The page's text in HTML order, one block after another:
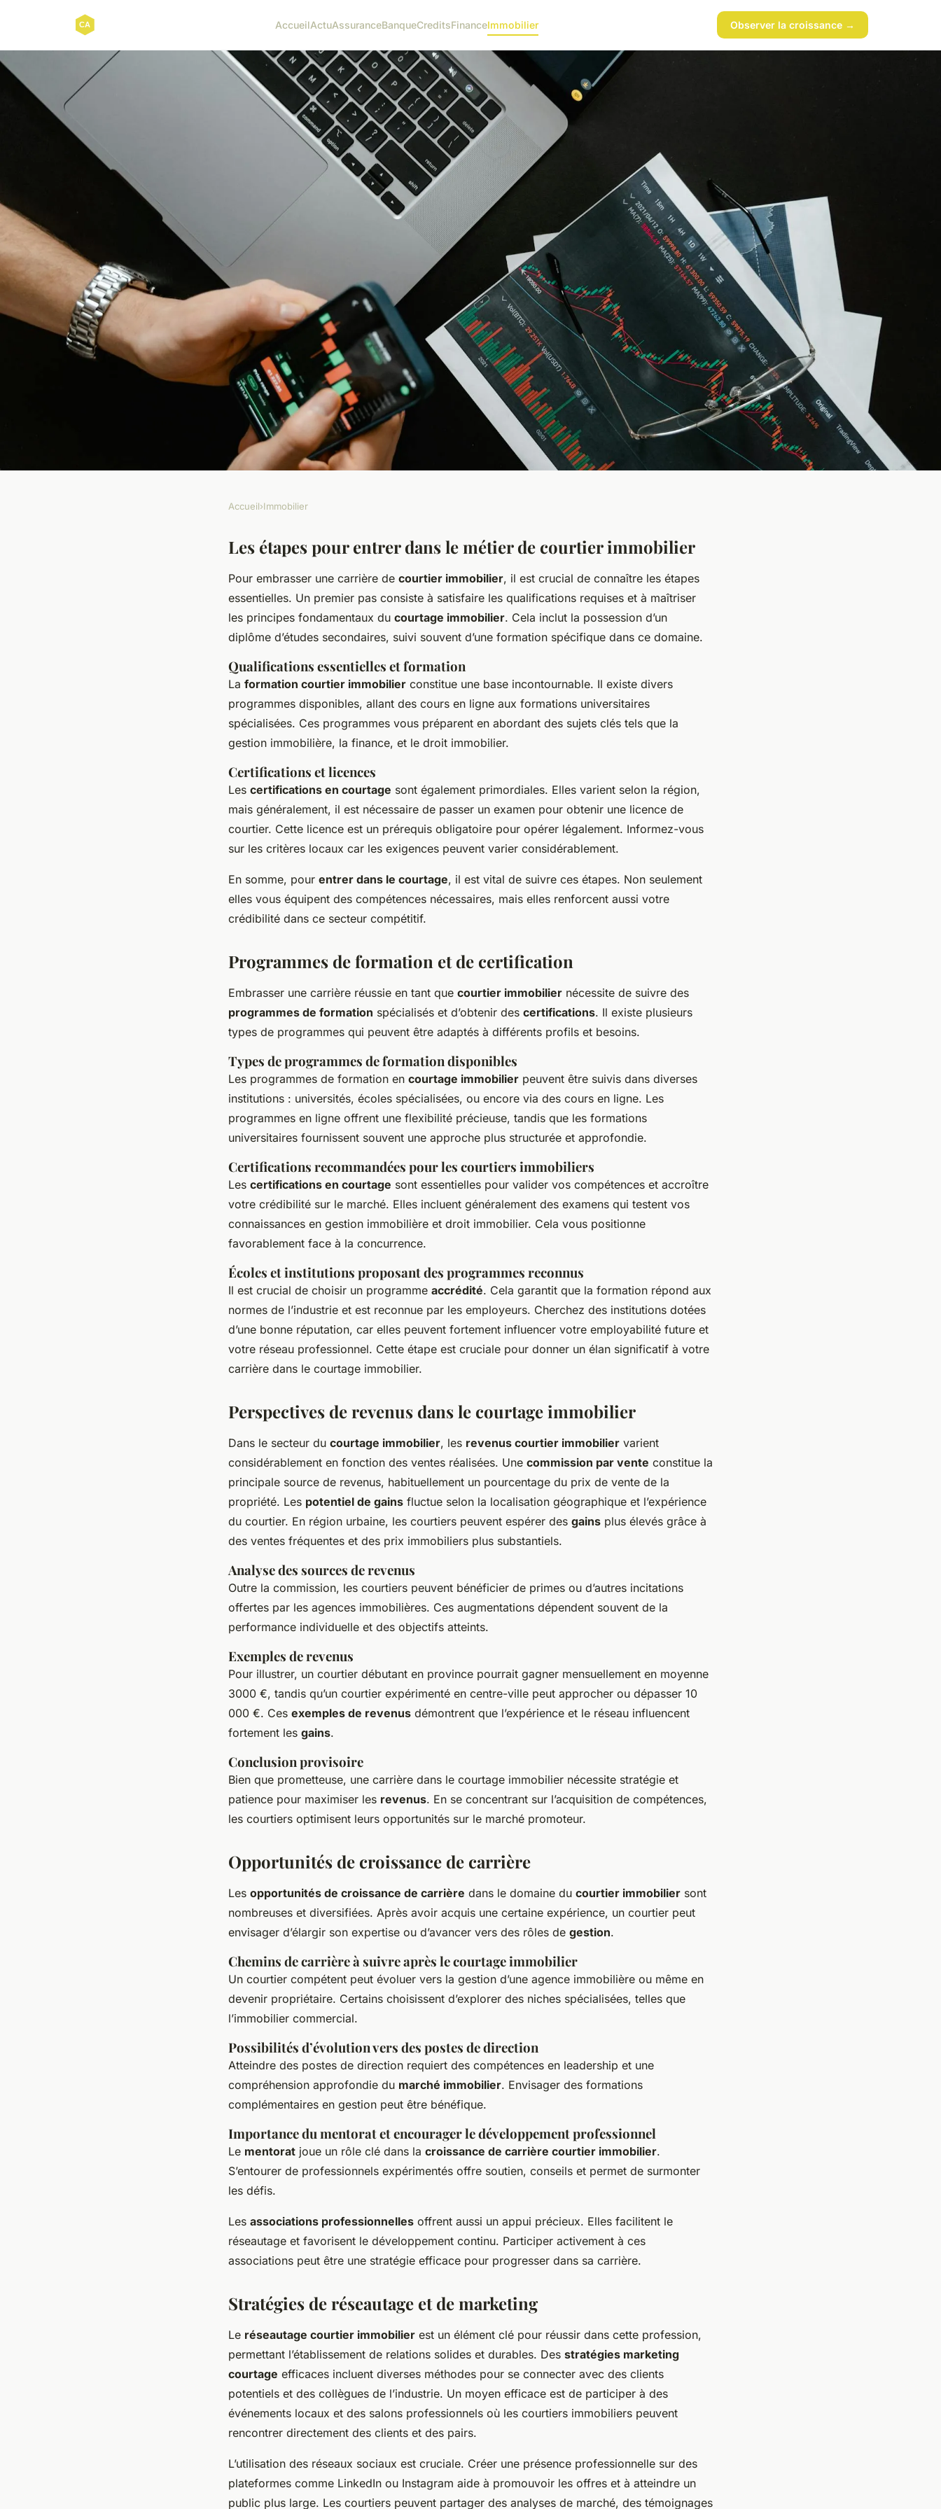
AccueilActuAssuranceBanqueCreditsFinanceImmobilier Observer la croissance →
Construisez Votre Avenir avec une
Carrière Réussie en Courtage
Accueil›Immobilier
Les étapes pour entrer dans le métier de courtier immobilier
Pour embrasser une carrière de courtier immobilier, il est crucial de connaître les étapes
essentielles. Un premier pas consiste à satisfaire les qualifications requises et à maîtriser
les principes fondamentaux du courtage immobilier. Cela inclut la possession d’un
diplôme d’études secondaires, suivi souvent d’une formation spécifique dans ce domaine.
Qualifications essentielles et formation
La formation courtier immobilier constitue une base incontournable. Il existe divers
programmes disponibles, allant des cours en ligne aux formations universitaires
spécialisées. Ces programmes vous préparent en abordant des sujets clés tels que la
gestion immobilière, la finance, et le droit immobilier.
Certifications et licences
Les certifications en courtage sont également primordiales. Elles varient selon la région,
mais généralement, il est nécessaire de passer un examen pour obtenir une licence de
courtier. Cette licence est un prérequis obligatoire pour opérer légalement. Informez-vous
sur les critères locaux car les exigences peuvent varier considérablement.
En somme, pour entrer dans le courtage, il est vital de suivre ces étapes. Non seulement
elles vous équipent des compétences nécessaires, mais elles renforcent aussi votre
crédibilité dans ce secteur compétitif.
Programmes de formation et de certification
Embrasser une carrière réussie en tant que courtier immobilier nécessite de suivre des
programmes de formation spécialisés et d’obtenir des certifications. Il existe plusieurs
types de programmes qui peuvent être adaptés à différents profils et besoins.
Types de programmes de formation disponibles
Les programmes de formation en courtage immobilier peuvent être suivis dans diverses
institutions : universités, écoles spécialisées, ou encore via des cours en ligne. Les
programmes en ligne offrent une flexibilité précieuse, tandis que les formations
universitaires fournissent souvent une approche plus structurée et approfondie.
Certifications recommandées pour les courtiers immobiliers
Les certifications en courtage sont essentielles pour valider vos compétences et accroître
votre crédibilité sur le marché. Elles incluent généralement des examens qui testent vos
connaissances en gestion immobilière et droit immobilier. Cela vous positionne
favorablement face à la concurrence.
Écoles et institutions proposant des programmes reconnus
Il est crucial de choisir un programme accrédité. Cela garantit que la formation répond aux
normes de l’industrie et est reconnue par les employeurs. Cherchez des institutions dotées
d’une bonne réputation, car elles peuvent fortement influencer votre employabilité future et
votre réseau professionnel. Cette étape est cruciale pour donner un élan significatif à votre
carrière dans le courtage immobilier.
Perspectives de revenus dans le courtage immobilier
Dans le secteur du courtage immobilier, les revenus courtier immobilier varient
considérablement en fonction des ventes réalisées. Une commission par vente constitue la
principale source de revenus, habituellement un pourcentage du prix de vente de la
propriété. Les potentiel de gains fluctue selon la localisation géographique et l’expérience
du courtier. En région urbaine, les courtiers peuvent espérer des gains plus élevés grâce à
des ventes fréquentes et des prix immobiliers plus substantiels.
Analyse des sources de revenus
Outre la commission, les courtiers peuvent bénéficier de primes ou d’autres incitations
offertes par les agences immobilières. Ces augmentations dépendent souvent de la
performance individuelle et des objectifs atteints.
Exemples de revenus
Pour illustrer, un courtier débutant en province pourrait gagner mensuellement en moyenne
3000 €, tandis qu’un courtier expérimenté en centre-ville peut approcher ou dépasser 10
000 €. Ces exemples de revenus démontrent que l’expérience et le réseau influencent
fortement les gains.
Conclusion provisoire
Bien que prometteuse, une carrière dans le courtage immobilier nécessite stratégie et
patience pour maximiser les revenus. En se concentrant sur l’acquisition de compétences,
les courtiers optimisent leurs opportunités sur le marché promoteur.
Opportunités de croissance de carrière
Les opportunités de croissance de carrière dans le domaine du courtier immobilier sont
nombreuses et diversifiées. Après avoir acquis une certaine expérience, un courtier peut
envisager d’élargir son expertise ou d’avancer vers des rôles de gestion.
Chemins de carrière à suivre après le courtage immobilier
Un courtier compétent peut évoluer vers la gestion d’une agence immobilière ou même en
devenir propriétaire. Certains choisissent d’explorer des niches spécialisées, telles que
l’immobilier commercial.
Possibilités d’évolution vers des postes de direction
Atteindre des postes de direction requiert des compétences en leadership et une
compréhension approfondie du marché immobilier. Envisager des formations
complémentaires en gestion peut être bénéfique.
Importance du mentorat et encourager le développement professionnel
Le mentorat joue un rôle clé dans la croissance de carrière courtier immobilier.
S’entourer de professionnels expérimentés offre soutien, conseils et permet de surmonter
les défis.
Les associations professionnelles offrent aussi un appui précieux. Elles facilitent le
réseautage et favorisent le développement continu. Participer activement à ces
associations peut être une stratégie efficace pour progresser dans sa carrière.
Stratégies de réseautage et de marketing
Le réseautage courtier immobilier est un élément clé pour réussir dans cette profession,
permettant l’établissement de relations solides et durables. Des stratégies marketing
courtage efficaces incluent diverses méthodes pour se connecter avec des clients
potentiels et des collègues de l’industrie. Un moyen efficace est de participer à des
événements locaux et des salons professionnels où les courtiers immobiliers peuvent
rencontrer directement des clients et des pairs.
L’utilisation des réseaux sociaux est cruciale. Créer une présence professionnelle sur des
plateformes comme LinkedIn ou Instagram aide à promouvoir les offres et à atteindre un
public plus large. Les courtiers peuvent partager des analyses de marché, des témoignages